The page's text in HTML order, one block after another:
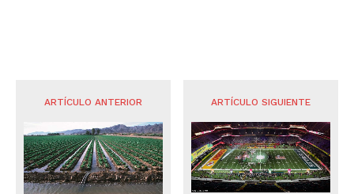
ARTÍCULO ANTERIOR ARTÍCULO SIGUIENTE